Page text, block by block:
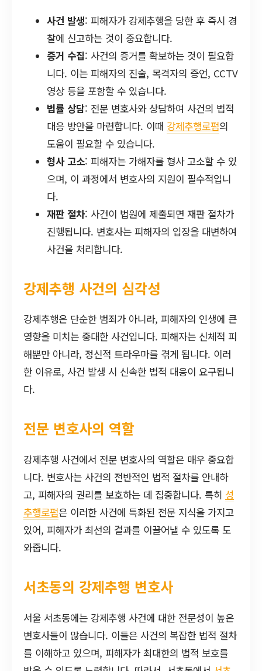
사건 발생: 피해자가 강제추행을 당한 후 즉시 경
찰에 신고하는 것이 중요합니다.
증거 수집: 사건의 증거를 확보하는 것이 필요합
니다. 이는 피해자의 진술, 목격자의 증언, CCTV
영상 등을 포함할 수 있습니다.
법률 상담: 전문 변호사와 상담하여 사건의 법적
대응 방안을 마련합니다. 이때 강제추행로펌의
도움이 필요할 수 있습니다.
형사 고소: 피해자는 가해자를 형사 고소할 수 있
으며, 이 과정에서 변호사의 지원이 필수적입니
다.
재판 절차: 사건이 법원에 제출되면 재판 절차가
진행됩니다. 변호사는 피해자의 입장을 대변하여
사건을 처리합니다.
강제추행 사건의 심각성
강제추행은 단순한 범죄가 아니라, 피해자의 인생에 큰
영향을 미치는 중대한 사건입니다. 피해자는 신체적 피
해뿐만 아니라, 정신적 트라우마를 겪게 됩니다. 이러
한 이유로, 사건 발생 시 신속한 법적 대응이 요구됩니
다.
전문 변호사의 역할
강제추행 사건에서 전문 변호사의 역할은 매우 중요합
니다. 변호사는 사건의 전반적인 법적 절차를 안내하
고, 피해자의 권리를 보호하는 데 집중합니다. 특히 성
추행로펌은 이러한 사건에 특화된 전문 지식을 가지고
있어, 피해자가 최선의 결과를 이끌어낼 수 있도록 도
와줍니다.
서초동의 강제추행 변호사
서울 서초동에는 강제추행 사건에 대한 전문성이 높은
변호사들이 많습니다. 이들은 사건의 복잡한 법적 절차
를 이해하고 있으며, 피해자가 최대한의 법적 보호를